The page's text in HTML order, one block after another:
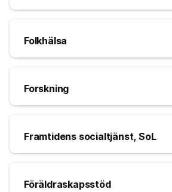
Folkhälsa
Forskning
Framtidens socialtjänst, SoL
Föräldraskapsstöd